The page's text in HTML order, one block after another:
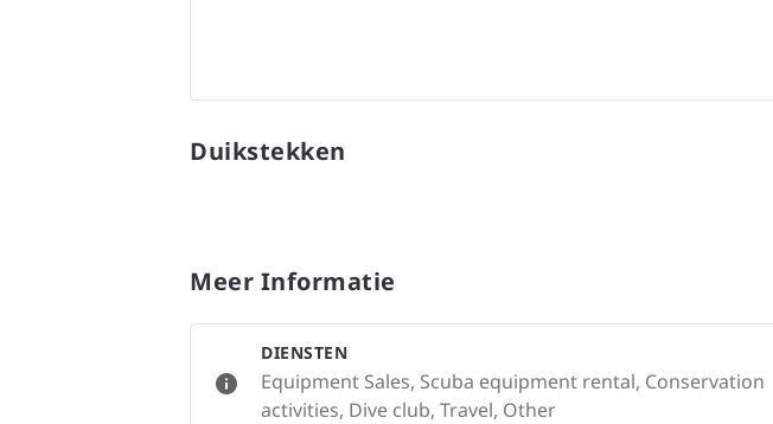
Duikstekken
Meer Informatie
DIENSTEN
Equipment Sales, Scuba equipment rental, Conservation
activities, Dive club, Travel, Other